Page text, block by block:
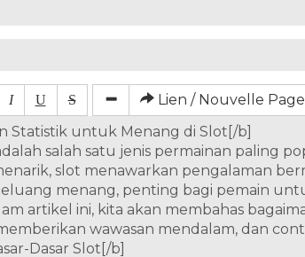
I U S Lien / Nouvelle Page